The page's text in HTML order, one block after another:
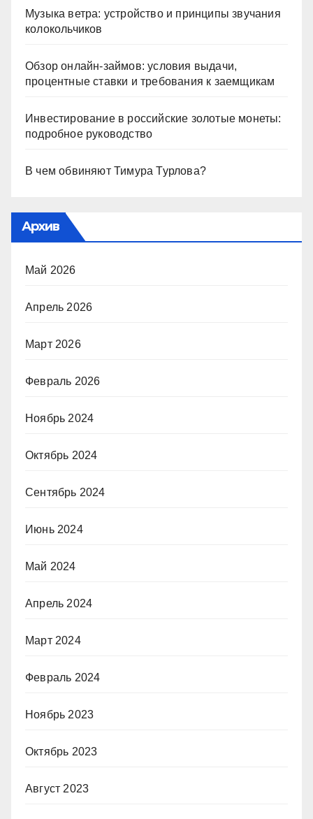
Музыка ветра: устройство и принципы звучания
колокольчиков
Обзор онлайн-займов: условия выдачи,
процентные ставки и требования к заемщикам
Инвестирование в российские золотые монеты:
подробное руководство
В чем обвиняют Тимура Турлова?
Архив
Май 2026
Апрель 2026
Март 2026
Февраль 2026
Ноябрь 2024
Октябрь 2024
Сентябрь 2024
Июнь 2024
Май 2024
Апрель 2024
Март 2024
Февраль 2024
Ноябрь 2023
Октябрь 2023
Август 2023